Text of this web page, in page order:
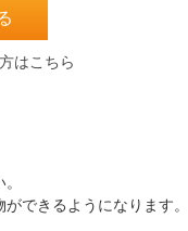
はこちら
できるようになります。